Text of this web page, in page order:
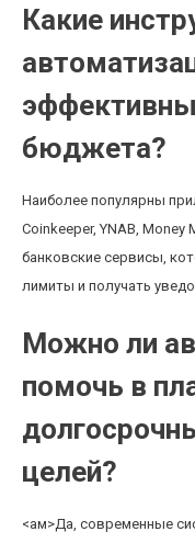
Какие
бюджета?
Наиболее популярны
Coinkeeper, YNAB,
банковские сервисы,
лимиты и получать
Можно ли
помочь в
целей?
<ам>Да, современные